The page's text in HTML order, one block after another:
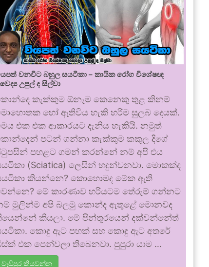
වනවිට බහුල සයටිකා – කායික රෝග විශේෂඥ
උපුල් ද සිල්වා
කැක්කුම ඕනෑම කෙනෙකු තුළ කිනම්
හෝ ඇතිවිය හැකි හරිම සුලබ දෙයක්.
එක එක ආකාරයට දැනිය හැකියි. නමුත්
පටන් ගන්නා කැක්කුම කකුල දිගේ
පහළට ගමන් කරන්නේ නම් අපි එය
(Sciatica) ලෙසින් හඳුන්වනවා. මොකක්ද
කියන්නෙ? කොහොමද මේක ඇති
මේ කාරණාව හරියටම තේරුම් ගන්නට
මුලින්ම අපි බලමු කොන්ද ඇතුළේ මොනවද
කියලා. මේ පින්තූරයෙන් දක්වන්නේත්
කොඳු ඇට පහක් සහ කොඳු ඇට අතරේ
එක පෙන්වලා තිබෙනවා. පුපුරා යාම …
වැඩිපුර කියවන්න